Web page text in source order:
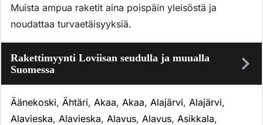
Muista ampua raketit aina poispäin yleisöstä ja
noudattaa turvaetäisyyksiä.
Rakettimyynti Loviisan seudulla ja muualla
Suomessa
Äänekoski, Ähtäri, Akaa, Akaa, Alajärvi, Alajärvi,
Alavieska, Alavieska, Alavus, Alavus, Asikkala,